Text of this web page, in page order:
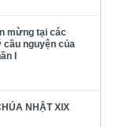
mừng tại các
cầu nguyện của
I
NHẬT XIX